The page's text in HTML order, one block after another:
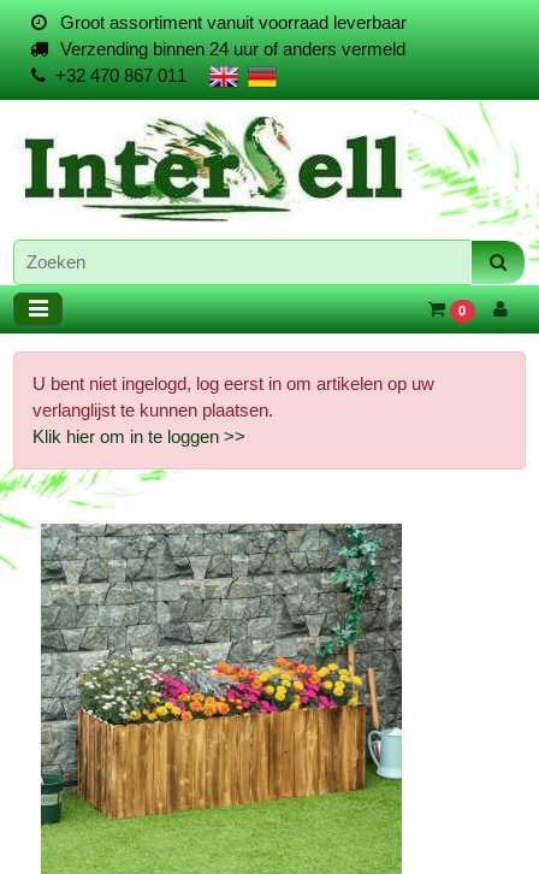
Groot assortiment vanuit voorraad leverbaar
Verzending binnen 24 uur of anders vermeld
+32 470 867 011
0
U bent niet ingelogd, log eerst in om artikelen op uw
verlanglijst te kunnen plaatsen.
Klik hier om in te loggen >>